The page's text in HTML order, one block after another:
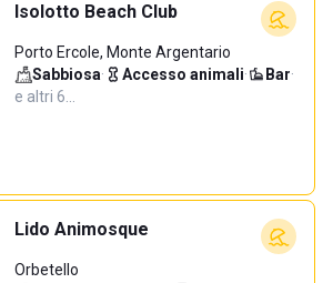
Isolotto Beach Club
Porto Ercole, Monte Argentario
Sabbiosa· Accesso animali· Bar·
e altri 6…
Lido Animosque
Orbetello